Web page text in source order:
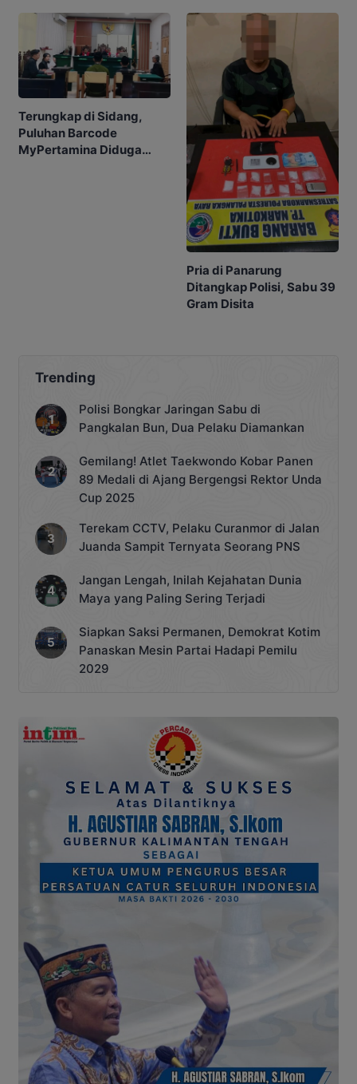
Terungkap di Sidang,
Puluhan Barcode
MyPertamina Diduga
Pria di Panarung
Ditangkap Polisi, Sabu 39
Gram Disita
Trending
Polisi Bongkar Jaringan Sabu di
Pangkalan Bun, Dua Pelaku Diamankan
Gemilang! Atlet Taekwondo Kobar Panen
89 Medali di Ajang Bergengsi Rektor Unda
Cup 2025
Terekam CCTV, Pelaku Curanmor di Jalan
Juanda Sampit Ternyata Seorang PNS
Jangan Lengah, Inilah Kejahatan Dunia
Maya yang Paling Sering Terjadi
Siapkan Saksi Permanen, Demokrat Kotim
Panaskan Mesin Partai Hadapi Pemilu
2029